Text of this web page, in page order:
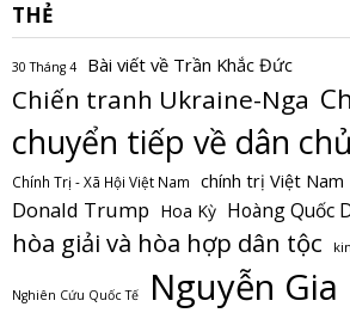
THẺ
30 Tháng 4 Bài viết về Trần Khắc Đức
Chiến tranh Ukraine-Nga
chuyển tiếp về dân chủ
Chính Trị - Xã Hội Việt Nam chính trị Việt Nam
Donald Trump Hoa Kỳ Hoàng Quốc
hòa giải và hòa hợp dân tộc
Nghiên Cứu Quốc Tế Nguyễn Gia